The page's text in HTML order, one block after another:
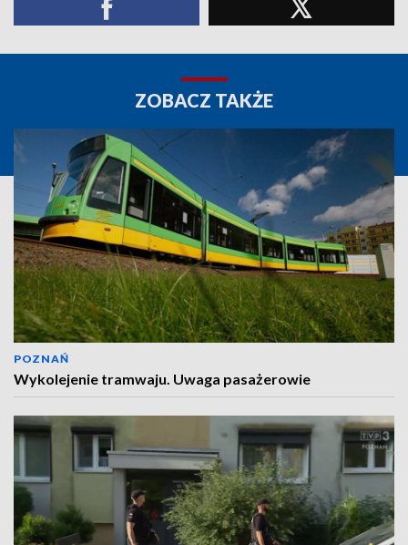
ZOBACZ TAKŻE
POZNAŃ
Wykolejenie tramwaju. Uwaga pasażerowie